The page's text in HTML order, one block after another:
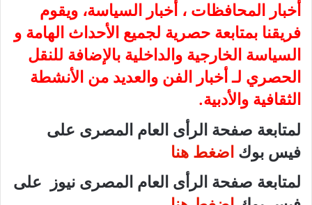
أخبار المحافظات ، أخبار السياسة، ويقوم
فريقنا بمتابعة حصرية لجميع الأحداث الهامة و
السياسة الخارجية والداخلية بالإضافة للنقل
الحصري لـ أخبار الفن والعديد من الأنشطة
الثقافية والأدبية.
لمتابعة صفحة الرأى العام المصرى على
فيس بوك اضغط هنا
لمتابعة صفحة الرأى العام المصرى نيوز على